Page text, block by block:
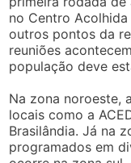
no Centro
outros pontos da
reuniões
população deve
Na zona noroeste,
locais como a
Brasilândia. Já na
programados em